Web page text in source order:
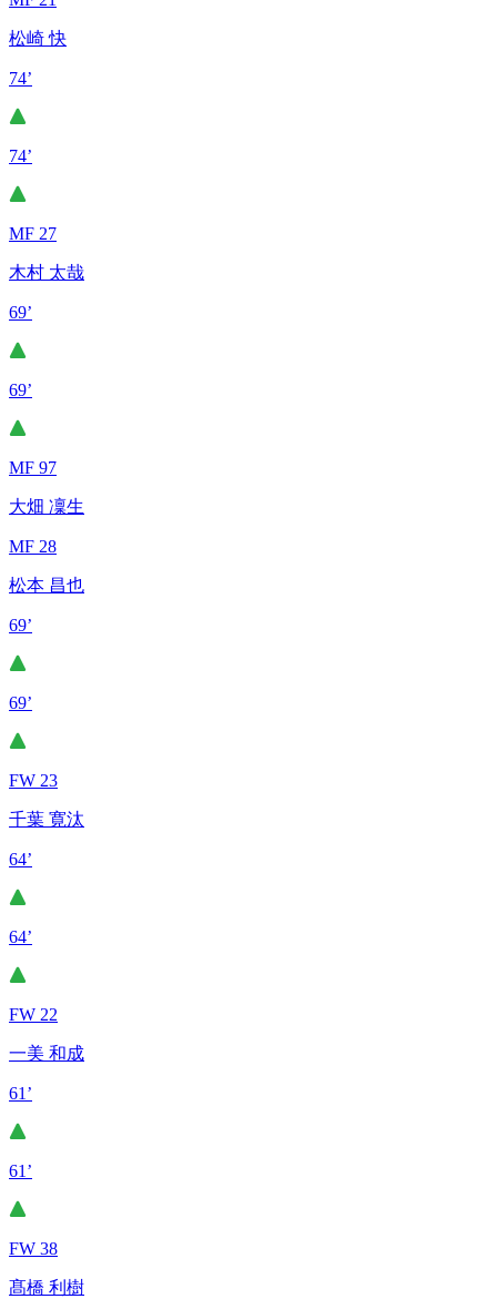
松崎 快
74’
74’
MF 27
木村 太哉
69’
69’
MF 97
大畑 凜生
MF 28
松本 昌也
69’
69’
FW 23
千葉 寛汰
64’
64’
FW 22
一美 和成
61’
61’
FW 38
髙橋 利樹